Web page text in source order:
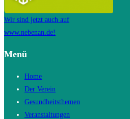
Wir sind jetzt auch auf
www.nebenan.de!
Menü
Home
Der Verein
Gesundheitsthemen
Veranstaltungen